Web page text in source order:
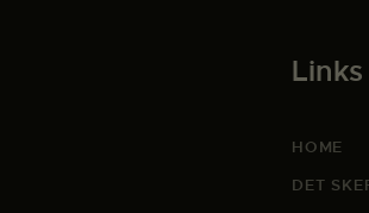
Links
HOME
DET